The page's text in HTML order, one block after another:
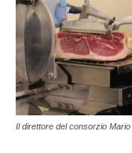
Il direttore del consorzio Mario